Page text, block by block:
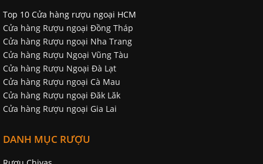
Top 10 Cửa hàng rượu ngoại HCM
Cửa hàng Rượu ngoại Đồng Tháp
Cửa hàng Rượu ngoại Nha Trang
Cửa hàng Rượu Ngoại Vũng Tàu
Cửa hàng Rượu Ngoại Đà Lạt
Cửa hàng Rượu ngoại Cà Mau
Cửa hàng Rượu ngoại Đăk Lăk
Cửa hàng Rượu ngoại Gia Lai
DANH MỤC RƯỢU